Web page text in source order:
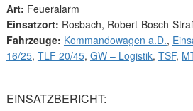
Art: Feueralarm
Einsatzort: Rosbach, Robert-Bosch-
Fahrzeuge: Kommandowagen a.D.,
16/25, TLF 20/45, GW – Logistik, TSF,
EINSATZBERICHT: